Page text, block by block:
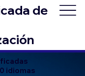
de
idiomas